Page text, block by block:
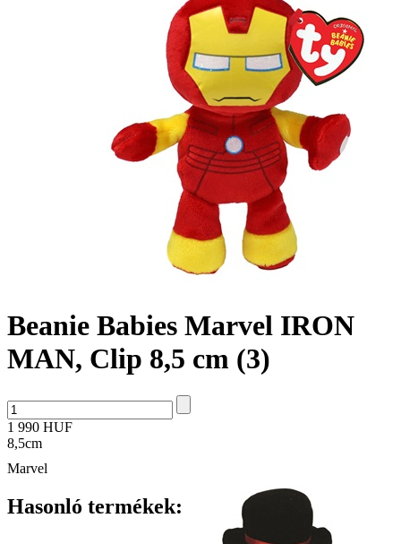
Beanie Babies Marvel IRON
MAN, Clip 8,5 cm (3)
1 990 HUF
8,5cm
Marvel
Hasonló termékek: